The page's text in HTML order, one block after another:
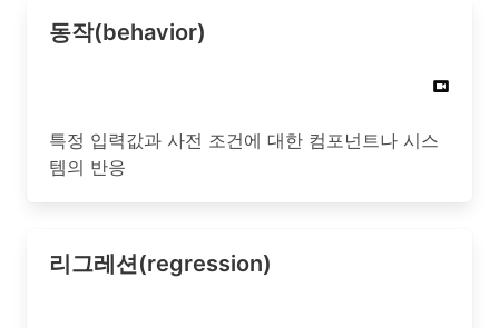
동작(behavior)
특정 입력값과 사전 조건에 대한 컴포넌트나 시스
템의 반응
리그레션(regression)